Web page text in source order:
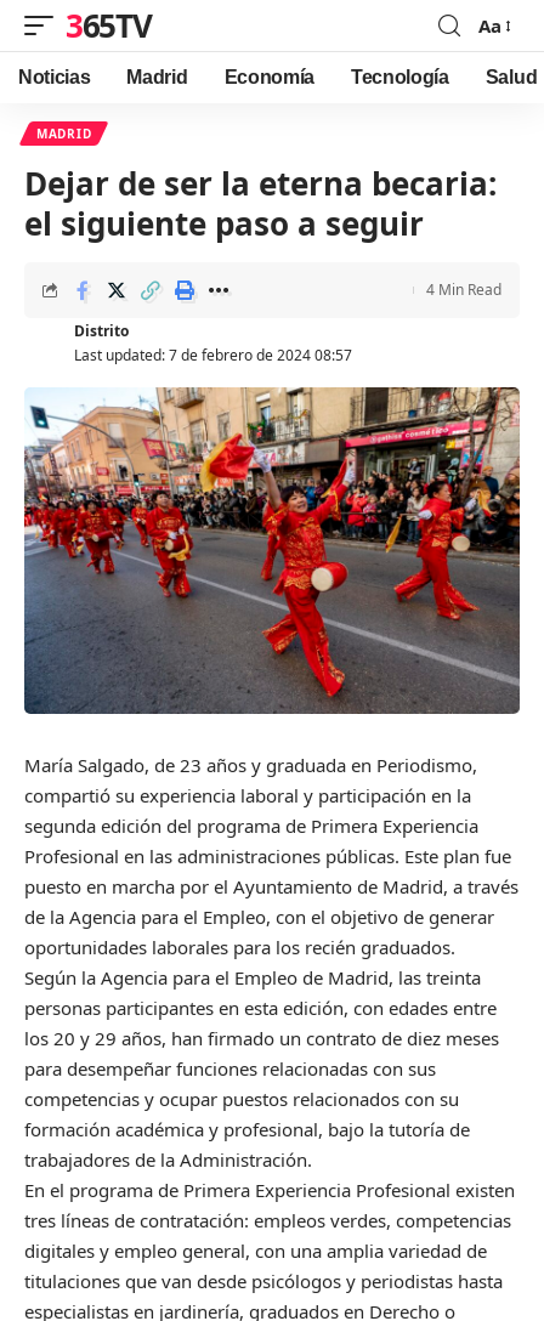
365TV
Font
Resizer
Aa
Noticias Madrid Economía Tecnología Salud
MADRID
Dejar de ser la eterna becaria:
el siguiente paso a seguir
Last updated: 7 de febrero de 2024 08:57
Distrito
4 Min Read
María Salgado, de 23 años y graduada en Periodismo,
compartió su experiencia laboral y participación en la
segunda edición del programa de Primera Experiencia
Profesional en las administraciones públicas. Este plan fue
puesto en marcha por el Ayuntamiento de Madrid, a través
de la Agencia para el Empleo, con el objetivo de generar
oportunidades laborales para los recién graduados.
Según la Agencia para el Empleo de Madrid, las treinta
personas participantes en esta edición, con edades entre
los 20 y 29 años, han firmado un contrato de diez meses
para desempeñar funciones relacionadas con sus
competencias y ocupar puestos relacionados con su
formación académica y profesional, bajo la tutoría de
trabajadores de la Administración.
En el programa de Primera Experiencia Profesional existen
tres líneas de contratación: empleos verdes, competencias
digitales y empleo general, con una amplia variedad de
titulaciones que van desde psicólogos y periodistas hasta
especialistas en jardinería, graduados en Derecho o